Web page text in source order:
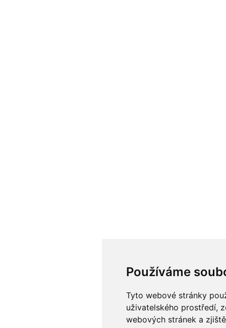
Používáme
Tyto webové stránky
uživatelského prostředí,
webových stránek a